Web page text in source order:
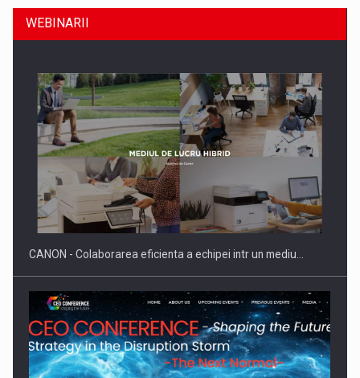
SAPTE PERSONALITATI DIN MEDIUL DE AFACERI, ACADEMIC
SI INSTITUTIONAL…
WEBINARII
CANON - Colaborarea eficienta a echipei intr un mediu…